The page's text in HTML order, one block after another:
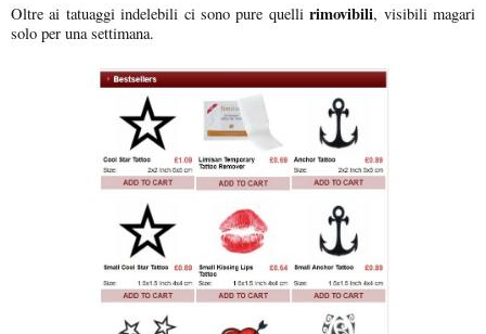
Oltre ai tatuaggi indelebili ci sono pure quellirimovibili, visibili magari
solo per una settimana.